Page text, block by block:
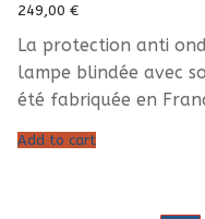
249,00 €
La protection anti
lampe blindée avec
été fabriquée en
Add to cart